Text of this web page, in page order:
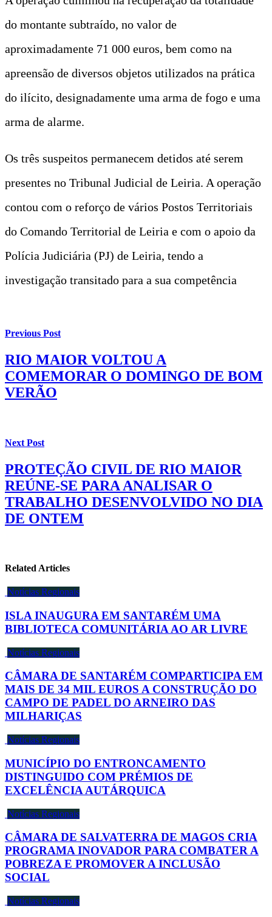
do montante subtraído, no valor de
aproximadamente 71 000 euros, bem como na
apreensão de diversos objetos utilizados na prática
do ilícito, designadamente uma arma de fogo e uma
arma de alarme.
Os três suspeitos permanecem detidos até serem
presentes no Tribunal Judicial de Leiria. A operação
contou com o reforço de vários Postos Territoriais
do Comando Territorial de Leiria e com o apoio da
Polícia Judiciária (PJ) de Leiria, tendo a
investigação transitado para a sua competência
Previous Post
RIO MAIOR VOLTOU A
COMEMORAR O DOMINGO DE BOM
VERÃO
Next Post
PROTEÇÃO CIVIL DE RIO MAIOR
REÚNE-SE PARA ANALISAR O
TRABALHO DESENVOLVIDO NO DIA
DE ONTEM
Related Articles
Notícias Regionais
ISLA INAUGURA EM SANTARÉM UMA
BIBLIOTECA COMUNITÁRIA AO AR LIVRE
Notícias Regionais
CÂMARA DE SANTARÉM COMPARTICIPA EM
MAIS DE 34 MIL EUROS A CONSTRUÇÃO DO
CAMPO DE PADEL DO ARNEIRO DAS
MILHARIÇAS
Notícias Regionais
MUNICÍPIO DO ENTRONCAMENTO
DISTINGUIDO COM PRÉMIOS DE
EXCELÊNCIA AUTÁRQUICA
Notícias Regionais
CÂMARA DE SALVATERRA DE MAGOS CRIA
PROGRAMA INOVADOR PARA COMBATER A
POBREZA E PROMOVER A INCLUSÃO
SOCIAL
Notícias Regionais